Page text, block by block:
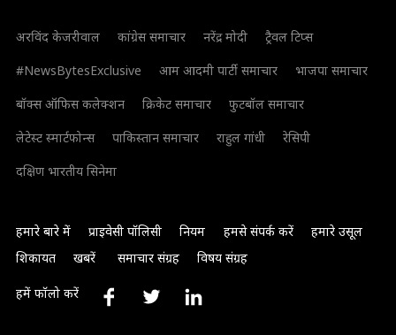
अरविंद केजरीवाल कांग्रेस समाचार नरेंद्र मोदी
ट्रैवल टिप्स
#NewsBytesExclusive
आम आदमी पार्टी समाचार
भाजपा समाचार
बॉक्स ऑफिस कलेक्शन
क्रिकेट समाचार
फुटबॉल समाचार
लेटेस्ट स्मार्टफोन्स
पाकिस्तान समाचार राहुल गांधी
रेसिपी
दक्षिण भारतीय सिनेमा
हमारे बारे में प्राइवेसी पॉलिसी नियम हमसे संपर्क करें
हमारे उसूल
शिकायत
खबरें समाचार संग्रह विषय संग्रह
हमें फॉलो करें